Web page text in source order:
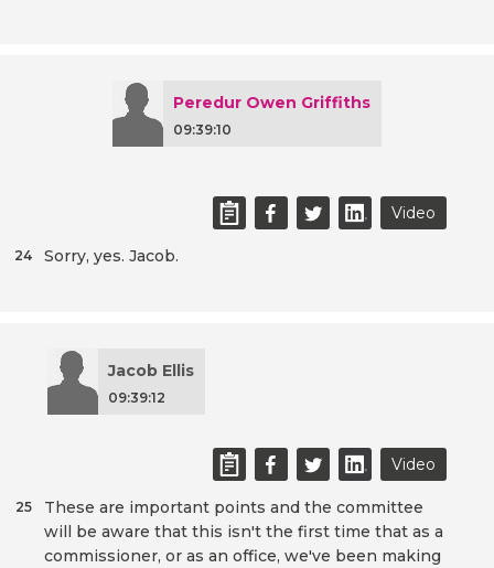
Peredur Owen Griffiths
09:39:10
Video
Sorry, yes. Jacob.
24
Jacob Ellis
09:39:12
Video
These are important points and the committee
will be aware that this isn't the first time that as a
commissioner, or as an office, we've been making
25